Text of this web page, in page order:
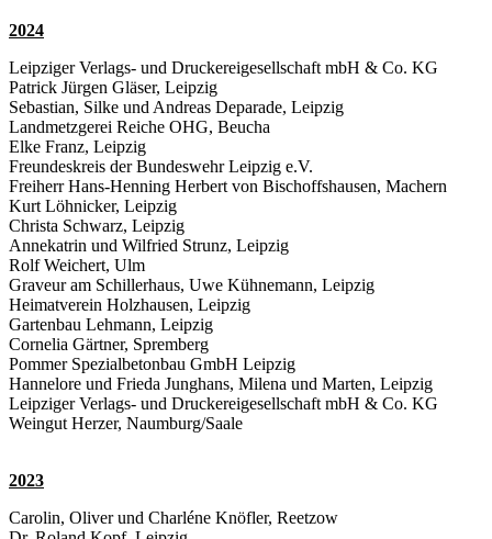
2024
Leipziger Verlags- und Druckereigesellschaft mbH & Co. KG
Patrick Jürgen Gläser, Leipzig
Sebastian, Silke und Andreas Deparade, Leipzig
Landmetzgerei Reiche OHG, Beucha
Elke Franz, Leipzig
Freundeskreis der Bundeswehr Leipzig e.V.
Freiherr Hans-Henning Herbert von Bischoffshausen, Machern
Kurt Löhnicker, Leipzig
Christa Schwarz, Leipzig
Annekatrin und Wilfried Strunz, Leipzig
Rolf Weichert, Ulm
Graveur am Schillerhaus, Uwe Kühnemann, Leipzig
Heimatverein Holzhausen, Leipzig
Gartenbau Lehmann, Leipzig
Cornelia Gärtner, Spremberg
Pommer Spezialbetonbau GmbH Leipzig
Hannelore und Frieda Junghans, Milena und Marten, Leipzig
Leipziger Verlags- und Druckereigesellschaft mbH & Co. KG
Weingut Herzer, Naumburg/Saale
2023
Carolin, Oliver und Charléne Knöfler, Reetzow